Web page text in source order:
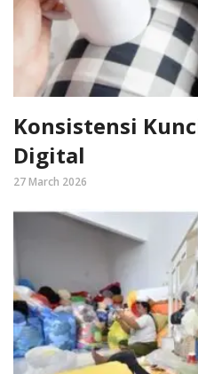
Konsistensi
Digital
27 March 2026